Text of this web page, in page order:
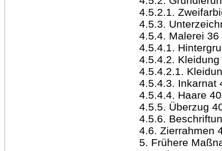
4.5.2.1.
4.5.3.
4.5.4. Malerei 36
4.5.4.1.
4.5.4.2. Kleidung
4.5.4.2.1.
4.5.4.3. Inkarnat
4.5.4.4. Haare 40
4.5.5. Überzug
4.5.6.
4.6. Zierrahmen
5. Frühere